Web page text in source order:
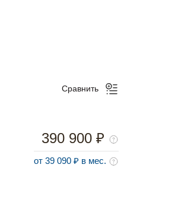
Сравнить
390 900 ₽
от 39 090 ₽ в мес.